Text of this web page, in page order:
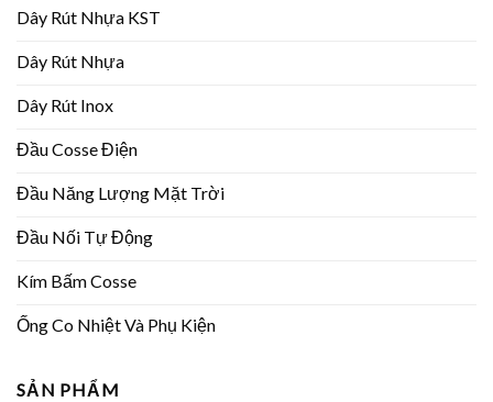
Dây Rút Nhựa KST
Dây Rút Nhựa
Dây Rút Inox
Đầu Cosse Điện
Đầu Năng Lượng Mặt Trời
Đầu Nối Tự Động
Kím Bấm Cosse
Ống Co Nhiệt Và Phụ Kiện
SẢN PHẨM